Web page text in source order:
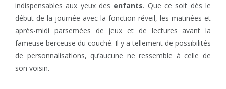
indispensables aux yeux des enfants. Que ce soit dès le
début de la journée avec la fonction réveil, les matinées et
après-midi parsemées de jeux et de lectures avant la
fameuse berceuse du couché. Il y a tellement de possibilités
de personnalisations, qu’aucune ne ressemble à celle de
son voisin.